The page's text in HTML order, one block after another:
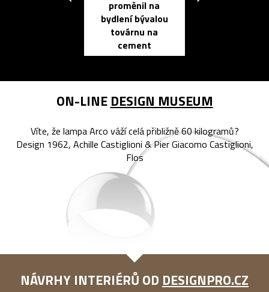
proměnil na
bydlení bývalou
továrnu na
cement
ON-LINE DESIGN MUSEUM
Víte, že lampa Arco váží celá přibližně 60 kilogramů?
Design 1962, Achille Castiglioni & Pier Giacomo Castiglioni,
Flos
NÁVRHY INTERIÉRŮ OD DESIGNPRO.CZ